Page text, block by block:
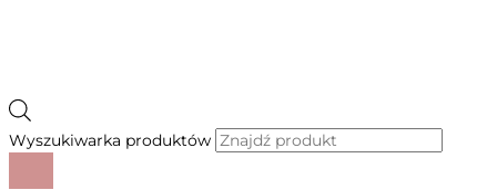
Wyszukiwarka produktów